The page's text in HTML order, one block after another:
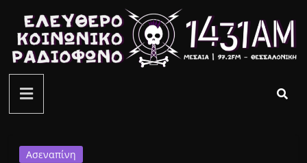
περιεχόμενο
ελεύθερο
κοινωνικό
Ασεναπίνη